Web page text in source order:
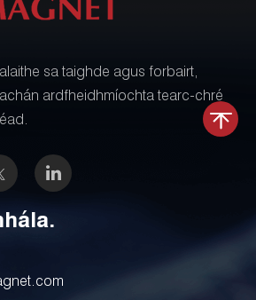
sa taighde agus forbairt,
ardfheidhmíochta tearc-chré